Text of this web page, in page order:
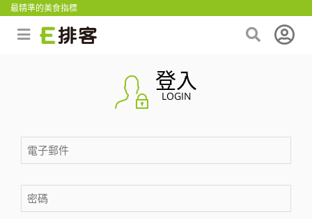
最精準的美食指標
登入
LOGIN